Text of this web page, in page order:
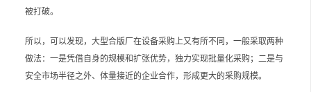
被打破。
所以，可以发现，大型合版厂在设备采购上又有所不同，一般采取两种
做法：一是凭借自身的规模和扩张优势，独力实现批量化采购；二是与
安全市场半径之外、体量接近的企业合作，形成更大的采购规模。